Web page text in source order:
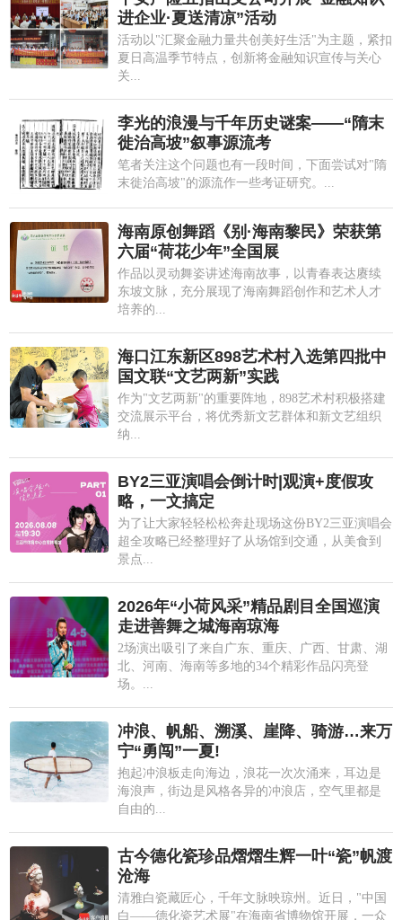
进企业·夏送清凉”活动
活动以"汇聚金融力量共创美好生活"为主题，紧扣
夏日高温季节特点，创新将金融知识宣传与关心
关...
李光的浪漫与千年历史谜案——“隋末
徙治高坡”叙事源流考
笔者关注这个问题也有一段时间，下面尝试对"隋
末徙治高坡"的源流作一些考证研究。...
海南原创舞蹈《别·海南黎民》荣获第
六届“荷花少年”全国展
作品以灵动舞姿讲述海南故事，以青春表达赓续
东坡文脉，充分展现了海南舞蹈创作和艺术人才
培养的...
海口江东新区898艺术村入选第四批中
国文联“文艺两新”实践
作为"文艺两新"的重要阵地，898艺术村积极搭建
交流展示平台，将优秀新文艺群体和新文艺组织
纳...
BY2三亚演唱会倒计时|观演+度假攻
略，一文搞定
为了让大家轻轻松松奔赴现场这份BY2三亚演唱会
超全攻略已经整理好了从场馆到交通，从美食到
景点...
2026年“小荷风采”精品剧目全国巡演
走进善舞之城海南琼海
2场演出吸引了来自广东、重庆、广西、甘肃、湖
北、河南、海南等多地的34个精彩作品闪亮登
场。...
冲浪、帆船、溯溪、崖降、骑游…来万
宁“勇闯”一夏!
抱起冲浪板走向海边，浪花一次次涌来，耳边是
海浪声，街边是风格各异的冲浪店，空气里都是
自由的...
古今德化瓷珍品熠熠生辉一叶“瓷”帆渡
沧海
清雅白瓷藏匠心，千年文脉映琼州。近日，"中国
白——德化瓷艺术展"在海南省博物馆开展，一众